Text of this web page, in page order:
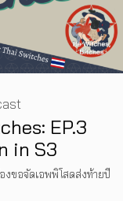
EP.3
in S3
ขอจัดเอพพิโสดส่งท้ายปี